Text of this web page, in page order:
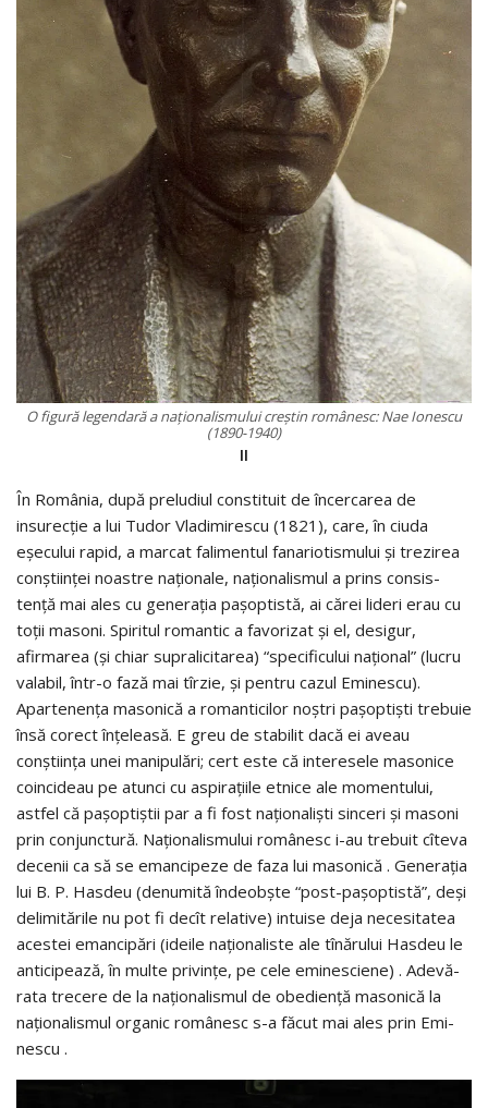
O figură legendară a naţionalismului creştin românesc: Nae Ionescu
(1890-1940)
II
În România, după preludiul constituit de încercarea de
insurecţie a lui Tudor Vla­dimirescu (1821), care, în ciuda
eşecului rapid, a marcat falimentul fanariotismului şi tre­zi­­rea
conştiinţei noastre naţionale, naţionalismul a prins con­sis­
tenţă mai ales cu gene­raţia paşoptistă, ai cărei lideri erau cu
toţii masoni. Spiritul romantic a favorizat şi el, de­­sigur,
afirmarea (şi chiar supralicitarea) “specificului na­­ţional” (lucru
valabil, într-o fază mai tîrzie, şi pentru ca­­­zul Emi­nes­cu).
Apartenenţa masonică a romanticilor noş­tri paşop­tişti tre­buie
însă corect înţeleasă. E greu de stabilit dacă ei aveau
conştiinţa unei mani­pulări; cert este că interesele masonice
coincideau pe atunci cu aspiraţiile etnice ale mo­mentului,
astfel că pa­şop­tiştii par a fi fost na­­ţi­o­nalişti sinceri şi masoni
prin conjunc­tură. Naţiona­lis­mului românesc i-au trebuit cîteva
decenii ca să se eman­ci­peze de faza lui ma­so­nică . Generaţia
lui B. P. Hasdeu (denumită îndeobşte “post-paşoptistă”, deşi
delimită­rile nu pot fi decît relative) intuise deja necesi­ta­tea
acestei e­man­cipări (ideile naţionaliste ale tînărului Hasdeu le
anti­ci­pează, în multe pri­vinţe, pe cele eminesciene) . Ade­vă­­­
rata trecere de la naţionalismul de obedienţă masonică la
naţionalismul organic românesc s-a făcut mai ales prin Emi­
nes­cu .